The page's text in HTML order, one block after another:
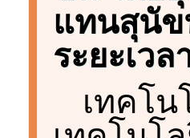
แทนสุนัข
ระยะเว
เทคโ